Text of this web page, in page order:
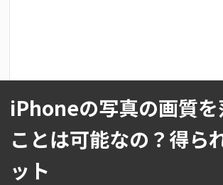
iPhoneの写真の画質を
ことは可能なの？得ら
ット